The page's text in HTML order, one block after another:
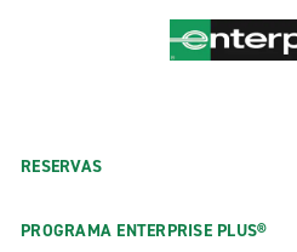
Oakland
RESERVAS
PROGRAMA ENTERPRISE PLUS®